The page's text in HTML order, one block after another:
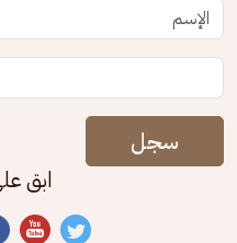
سجل
ابق